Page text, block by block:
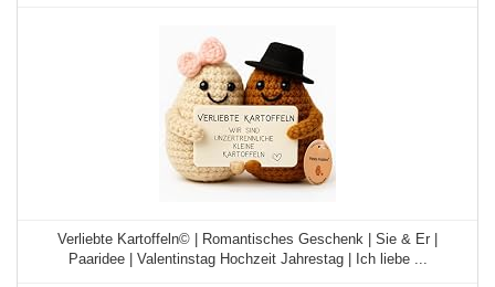
Verliebte Kartoffeln© | Romantisches Geschenk | Sie & Er |
Paaridee | Valentinstag Hochzeit Jahrestag | Ich liebe ...